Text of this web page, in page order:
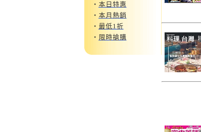
‧ 本日特惠
‧ 本月熱銷
‧ 最低1折
‧ 限時搶購